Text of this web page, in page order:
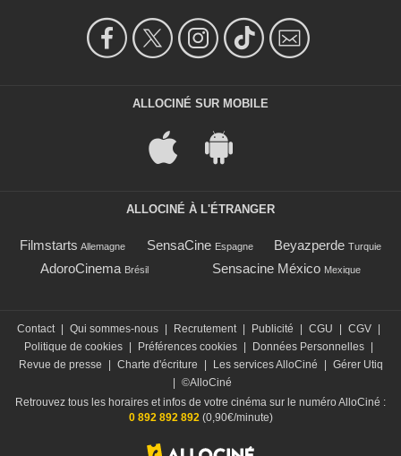
ALLOCINÉ SUR MOBILE
ALLOCINÉ À L'ÉTRANGER
Filmstarts Allemagne SensaCine Espagne Beyazperde Turquie
AdoroCinema Brésil Sensacine México Mexique
Contact | Qui sommes-nous | Recrutement | Publicité | CGU | CGV |
Politique de cookies | Préférences cookies | Données Personnelles |
Revue de presse
| Charte d'écriture | Les services AlloCiné | Gérer Utiq
| ©AlloCiné
Retrouvez tous les horaires et infos de votre cinéma sur le numéro AlloCiné :
0 892 892 892 (0,90€/minute)